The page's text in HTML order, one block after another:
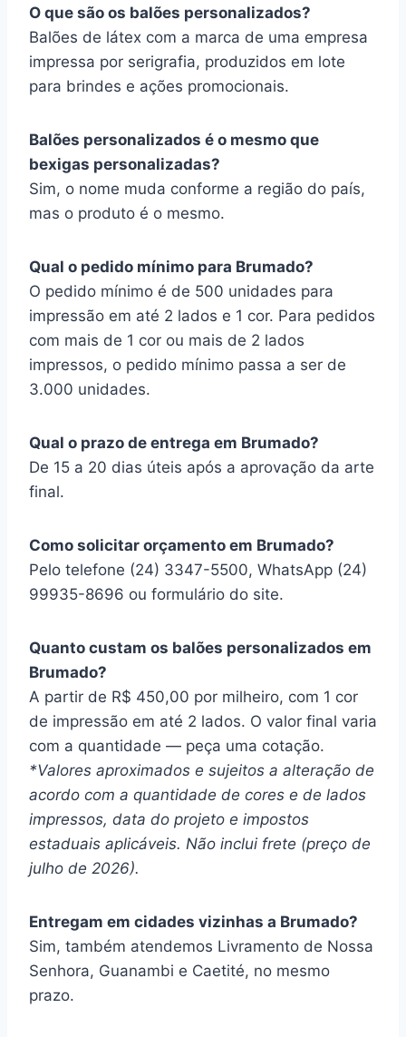
O que são os balões personalizados?
Balões de látex com a marca de uma empresa
impressa por serigrafia, produzidos em lote
para brindes e ações promocionais.
Balões personalizados é o mesmo que
bexigas personalizadas?
Sim, o nome muda conforme a região do país,
mas o produto é o mesmo.
Qual o pedido mínimo para Brumado?
O pedido mínimo é de 500 unidades para
impressão em até 2 lados e 1 cor. Para pedidos
com mais de 1 cor ou mais de 2 lados
impressos, o pedido mínimo passa a ser de
3.000 unidades.
Qual o prazo de entrega em Brumado?
De 15 a 20 dias úteis após a aprovação da arte
final.
Como solicitar orçamento em Brumado?
Pelo telefone (24) 3347-5500, WhatsApp (24)
99935-8696 ou formulário do site.
Quanto custam os balões personalizados em
Brumado?
A partir de R$ 450,00 por milheiro, com 1 cor
de impressão em até 2 lados. O valor final varia
com a quantidade — peça uma cotação.
*Valores aproximados e sujeitos a alteração de
acordo com a quantidade de cores e de lados
impressos, data do projeto e impostos
estaduais aplicáveis. Não inclui frete (preço de
julho de 2026).
Entregam em cidades vizinhas a Brumado?
Sim, também atendemos Livramento de Nossa
Senhora, Guanambi e Caetité, no mesmo
prazo.